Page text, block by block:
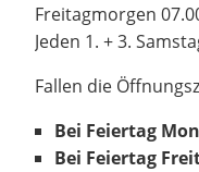
Freitagmorgen
Jeden 1. + 3.
Fallen die
Bei Feiertag
Bei Feiertag